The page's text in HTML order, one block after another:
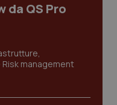
da QS Pro
Risk management
YouTube